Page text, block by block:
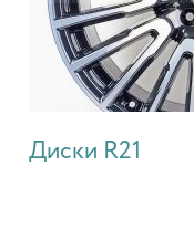
Диски R21